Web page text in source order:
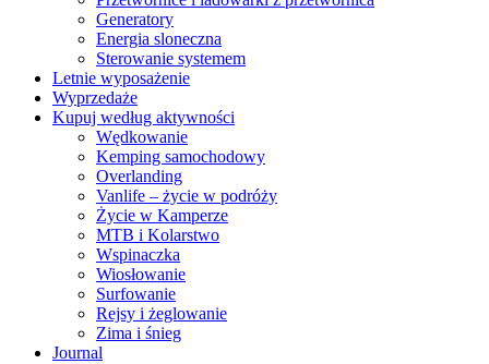
Generatory
Energia sloneczna
Sterowanie systemem
Letnie wyposażenie
Wyprzedaże
Kupuj według aktywności
Wędkowanie
Kemping samochodowy
Overlanding
Vanlife – życie w podróży
Życie w Kamperze
MTB i Kolarstwo
Wspinaczka
Wiosłowanie
Surfowanie
Rejsy i żeglowanie
Zima i śnieg
Journal